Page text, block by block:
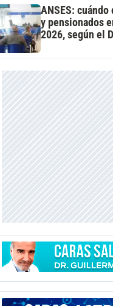
ANSES:
y pensionados
2026, según el